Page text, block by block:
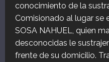
conocimiento de la
Comisionado al lugar se
SOSA NAHUEL, quien
desconocidas le
frente de su domicilio.